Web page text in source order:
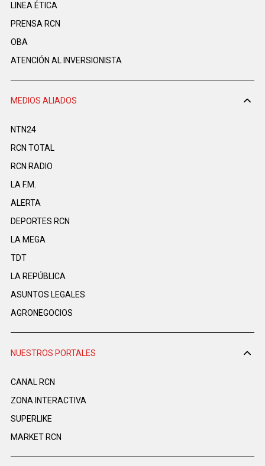
LINEA ÉTICA
PRENSA RCN
OBA
ATENCIÓN AL INVERSIONISTA
MEDIOS ALIADOS
NTN24
RCN TOTAL
RCN RADIO
LA F.M.
ALERTA
DEPORTES RCN
LA MEGA
TDT
LA REPÚBLICA
ASUNTOS LEGALES
AGRONEGOCIOS
NUESTROS PORTALES
CANAL RCN
ZONA INTERACTIVA
SUPERLIKE
MARKET RCN